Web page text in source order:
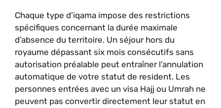
Chaque type d’iqama impose des restrictions
spécifiques concernant la durée maximale
d’absence du territoire. Un séjour hors du
royaume dépassant six mois consécutifs sans
autorisation préalable peut entraîner l’annulation
automatique de votre statut de resident. Les
personnes entrées avec un visa Hajj ou Umrah ne
peuvent pas convertir directement leur statut en